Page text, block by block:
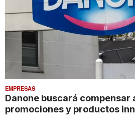
EMPRESAS
Danone buscará compensar
promociones y productos